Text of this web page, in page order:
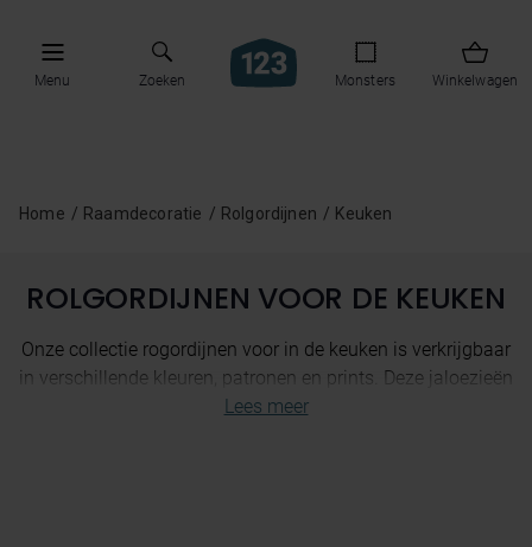
Menu Zoeken Monsters Winkelwagen
Home Raamdecoratie Rolgordijnen Keuken
ROLGORDIJNEN VOOR DE KEUKEN
Onze collectie rogordijnen voor in de keuken is verkrijgbaar
in verschillende kleuren, patronen en prints. Deze jaloezieën
zijn gemakkelijk af te vegen en waterdicht, waardoor ze de